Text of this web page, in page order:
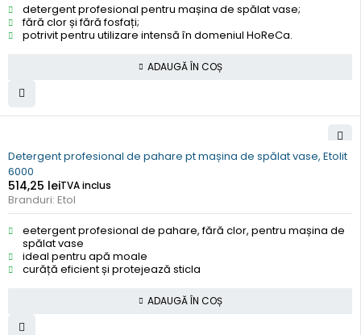
detergent profesional pentru mașina de spălat vase;
fără clor și fără fosfați;
potrivit pentru utilizare intensă în domeniul HoReCa.
ADAUGĂ ÎN COȘ
Detergent profesional de pahare pt mașina de spălat vase, Etolit
6000
514,25 leiTVA inclus
Branduri: Etol
eetergent profesional de pahare, fără clor, pentru mașina de
spălat vase
ideal pentru apă moale
curăță eficient și protejează sticla
ADAUGĂ ÎN COȘ